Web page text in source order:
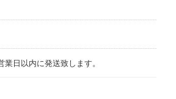
日以内に発送致します。